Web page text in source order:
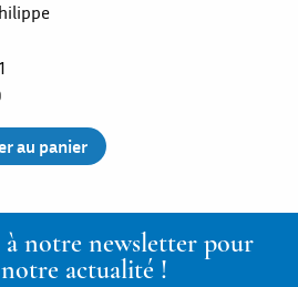
notre newsletter pour
actualité !